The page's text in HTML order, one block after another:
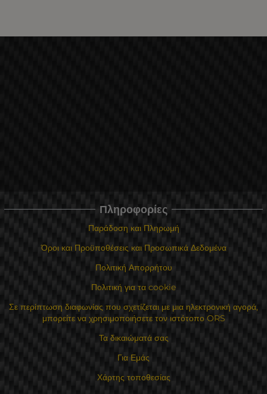
Πληροφορίες
Παράδοση και Πληρωμή
Όροι και Προϋποθέσεις και Προσωπικά Δεδομένα
Πολιτική Απορρήτου
Πολιτική για τα cookie
Σε περίπτωση διαφωνίας που σχετίζεται με μια ηλεκτρονική αγορά,
μπορείτε να χρησιμοποιήσετε τον ιστότοπο ORS
Τα δικαιώματά σας
Για Εμάς
Χάρτης τοποθεσίας